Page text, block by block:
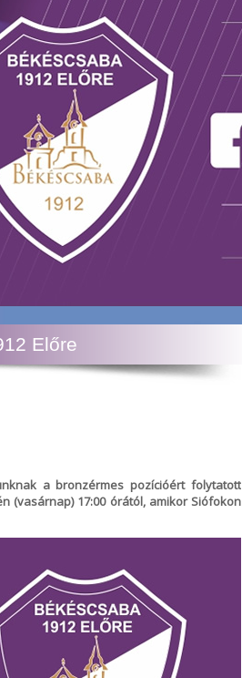
Előre
a bronzérmes pozícióért folytatott
(vasárnap) 17:00 órától, amikor Siófokon